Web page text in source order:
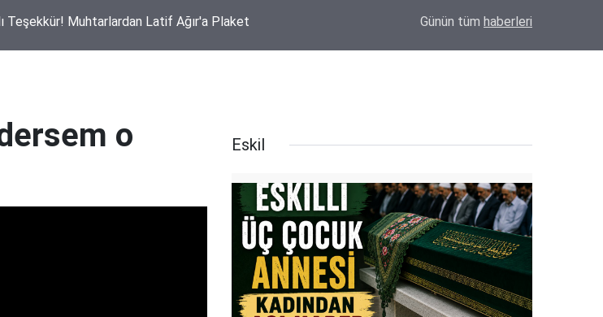
Teşekkür! Muhtarlardan Latif Ağır'a Plaket Eskil'de Kasıtlı Yangın İddiası! Güvenlik
Günün tüm haberleri
o
Eskil